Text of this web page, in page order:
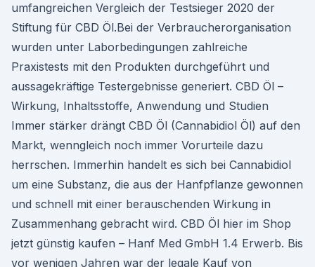
umfangreichen Vergleich der Testsieger 2020 der
Stiftung für CBD Öl.Bei der Verbraucherorganisation
wurden unter Laborbedingungen zahlreiche
Praxistests mit den Produkten durchgeführt und
aussagekräftige Testergebnisse generiert. CBD Öl –
Wirkung, Inhaltsstoffe, Anwendung und Studien
Immer stärker drängt CBD Öl (Cannabidiol Öl) auf den
Markt, wenngleich noch immer Vorurteile dazu
herrschen. Immerhin handelt es sich bei Cannabidiol
um eine Substanz, die aus der Hanfpflanze gewonnen
und schnell mit einer berauschenden Wirkung in
Zusammenhang gebracht wird. CBD Öl hier im Shop
jetzt günstig kaufen – Hanf Med GmbH 1.4 Erwerb. Bis
vor wenigen Jahren war der legale Kauf von